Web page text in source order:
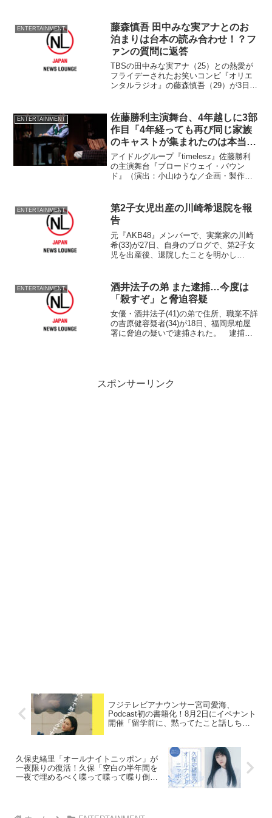
ークショーイベントに出演した。 昨年3
月1...
ENTERTAINMENT
藤森慎吾 田中みな実アナとのお
泊まりは台本の読み合わせ！？フ
ァンの質問に返答
TBSの田中みな実アナ（25）との熱愛が
フライデーされたお笑いコンビ『オリエ
ンタルラジオ』の藤森慎吾（29）が3日付
て！久々につぶやこうかなー。 なにをつ
ぶやいたらうぃ...
ENTERTAINMENT
佐藤勝利主演舞台、4年越しに3部
作目「4年経っても再び同じ家族
のキャストが集まれたのは本当に
奇跡です」
アイドルグループ『timelesz』佐藤勝利
の主演舞台『ブロードウェイ・バウン
ド』（演出：小山ゆうな／企画・製作：
行った。
ENTERTAINMENT
第2子女児出産の川崎希退院を報
告
元『AKB48』メンバーで、実業家の川崎
希(33)が27日、自身のブログで、第2子女
児を出産後、退院したことを明かし
ENTERTAINMENT
酒井法子の弟 また逮捕…今度は
「殺すぞ」と脅迫容疑
女優・酒井法子(41)の弟で住所、職業不詳
の吉原健容疑者(34)が18日、福岡県粕屋
署に脅迫の疑いで逮捕された。 逮捕容
スポンサーリンク
フジテレビアナウンサー宮司愛海、
Podcast初の書籍化！8月2日にイペナント
開催「留学前に、黙ってたこと話しちゃ
久保史緒里「オールナイトニッポン」が
一夜限りの復活！久保「空白の半年間を
一夜で埋めるべく喋って喋って喋り倒し